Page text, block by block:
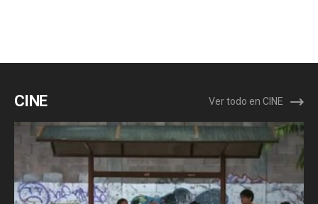
CINE Ver todo en CINE